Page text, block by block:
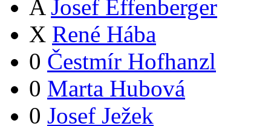
A Josef Effenberger
X René Hába
0 Čestmír Hofhanzl
0 Marta Hubová
0 Josef Ježek